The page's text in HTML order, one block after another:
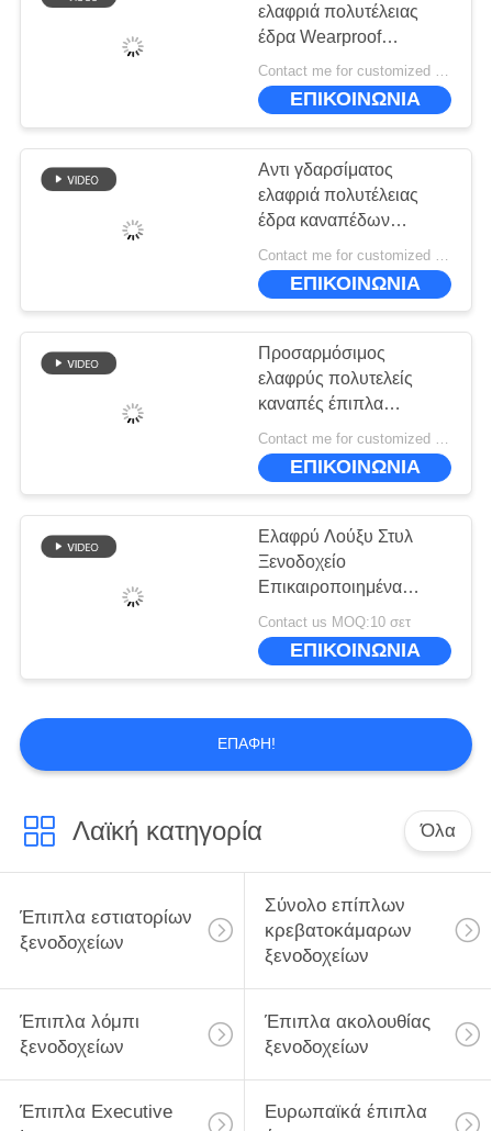
ελαφριά πολυτέλειας
έδρα Wearproof
καναπέδων δέρματος
επίπλων σύγχρονη
Contact me for customized MOQ:10
ΕΠΙΚΟΙΝΩΝΙΑ
Αντι γδαρσίματος
ελαφριά πολυτέλειας
έδρα καναπέδων
ξενοδοχείων επίπλων
σύγχρονη σύγχρονη
που προσαρμόζεται
ΕΠΙΚΟΙΝΩΝΙΑ
Προσαρμόσιμος
ελαφρύς πολυτελείς
καναπές έπιπλα
ορθογώνιο
Contact me for customized MOQ:10
ΕΠΙΚΟΙΝΩΝΙΑ
Ελαφρύ Λούξυ Στυλ
Ξενοδοχείο
Επικαιροποιημένα
έπιπλα
Contact us MOQ:10 σετ
ΕΠΙΚΟΙΝΩΝΙΑ
ΕΠΑΦΉ!
Λαϊκή κατηγορία Όλα
Έπιπλα εστιατορίων
ξενοδοχείων
Σύνολο επίπλων
κρεβατοκάμαρων
ξενοδοχείων
Έπιπλα λόμπι
ξενοδοχείων
Έπιπλα ακολουθίας
ξενοδοχείων
Έπιπλα Executive
Ευρωπαϊκά έπιπλα